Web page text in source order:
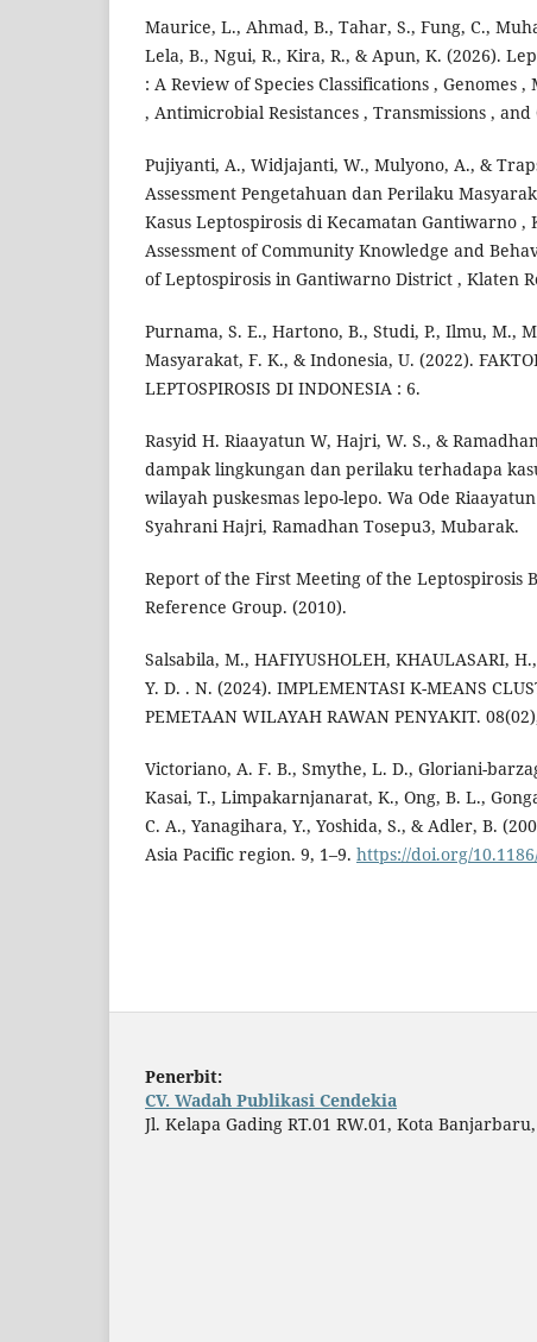
Maurice, L., Ahmad, B., Tahar, S., Fung, C.,
Lela, B., Ngui, R., Kira, R., & Apun, K. (2026).
: A Review of Species Classifications , Genomes
, Antimicrobial Resistances , Transmissions ,
Pujiyanti, A., Widjajanti, W., Mulyono, A., &
Assessment Pengetahuan dan Perilaku
Kasus Leptospirosis di Kecamatan Gantiwarno ,
Assessment of Community Knowledge and
of Leptospirosis in Gantiwarno District , Klaten
Purnama, S. E., Hartono, B., Studi, P., Ilmu, M.,
Masyarakat, F. K., & Indonesia, U. (2022).
LEPTOSPIROSIS DI INDONESIA : 6.
Rasyid H. Riaayatun W, Hajri, W. S., &
dampak lingkungan dan perilaku terhadapa
wilayah puskesmas lepo-lepo. Wa Ode
Syahrani Hajri, Ramadhan Tosepu3, Mubarak.
Report of the First Meeting of the Leptospirosis
Reference Group. (2010).
Salsabila, M., HAFIYUSHOLEH, KHAULASARI,
Y. D. . N. (2024). IMPLEMENTASI K-MEANS
PEMETAAN WILAYAH RAWAN PENYAKIT.
Victoriano, A. F. B., Smythe, L. D., Gloriani-
Kasai, T., Limpakarnjanarat, K., Ong, B. L.,
C. A., Yanagihara, Y., Yoshida, S., & Adler, B.
Asia Pacific region. 9, 1–9. https://doi.org/
Penerbit:
CV. Wadah Publikasi Cendekia
Jl. Kelapa Gading RT.01 RW.01, Kota